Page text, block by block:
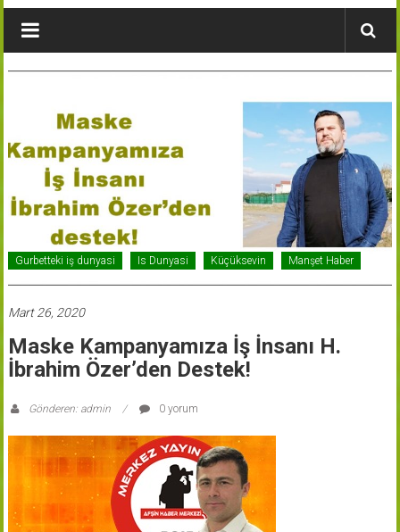
Köyleri
Gurbetteki iş dunyasi Is Dunyasi Küçüksevin Manşet Haber
Mart 26, 2020
Maske Kampanyamıza İş İnsanı H.
İbrahim Özer’den Destek!
Gönderen: admin 0 yorum